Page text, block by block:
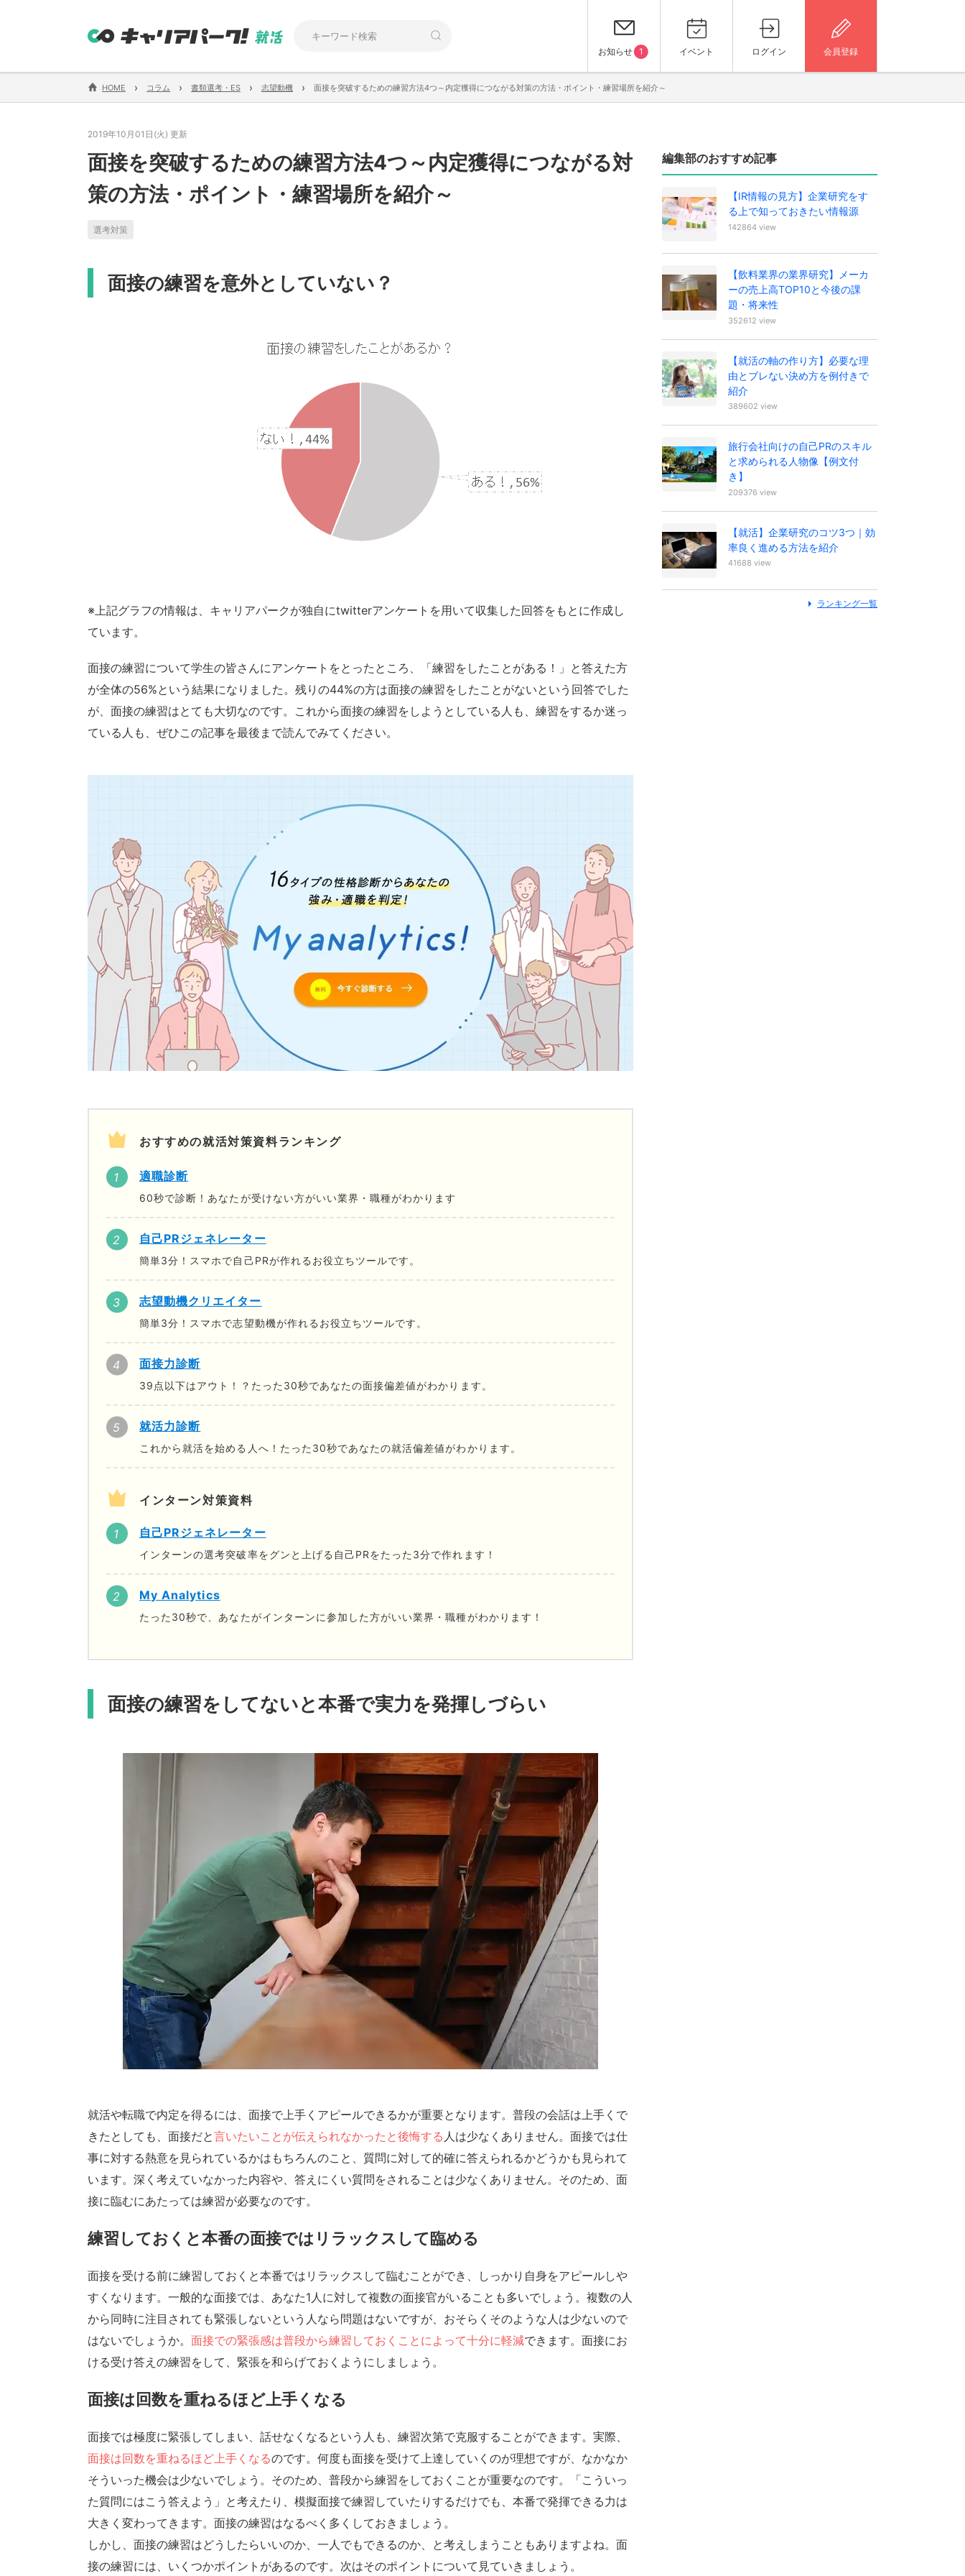
お知らせ 1 イベント ログイン 会員登録
HOME › コラム › 書類選考・ES › 志望動機 › 面接を突破するための練習方法4つ～内定獲得につながる対策の方法・ポイント・練習場所を紹介～
2019年10月01日(火) 更新
面接を突破するための練習方法4つ～内定獲得につながる対
策の方法・ポイント・練習場所を紹介～
選考対策
面接の練習を意外としていない？
※上記グラフの情報は、キャリアパークが独自にtwitterアンケートを用いて収集した回答をもとに作成し
ています。
面接の練習について学生の皆さんにアンケートをとったところ、「練習をしたことがある！」と答えた方
が全体の56%という結果になりました。残りの44%の方は面接の練習をしたことがないという回答でした
が、面接の練習はとても大切なのです。これから面接の練習をしようとしている人も、練習をするか迷っ
ている人も、ぜひこの記事を最後まで読んでみてください。
おすすめの就活対策資料ランキング
適職診断
60秒で診断！あなたが受けない方がいい業界・職種がわかります
自己PRジェネレーター
簡単3分！スマホで自己PRが作れるお役立ちツールです。
志望動機クリエイター
簡単3分！スマホで志望動機が作れるお役立ちツールです。
面接力診断
39点以下はアウト！？たった30秒であなたの面接偏差値がわかります。
就活力診断
これから就活を始める人へ！たった30秒であなたの就活偏差値がわかります。
インターン対策資料
自己PRジェネレーター
インターンの選考突破率をグンと上げる自己PRをたった3分で作れます！
My Analytics
たった30秒で、あなたがインターンに参加した方がいい業界・職種がわかります！
面接の練習をしてないと本番で実力を発揮しづらい
就活や転職で内定を得るには、面接で上手くアピールできるかが重要となります。普段の会話は上手くで
きたとしても、面接だと言いたいことが伝えられなかったと後悔する 人は少なくありません。面接では仕
事に対する熱意を見られているかはもちろんのこと、質問に対して的確に答えられるかどうかも見られて
います。深く考えていなかった内容や、答えにくい質問をされることは少なくありません。そのため、面
接に臨むにあたっては練習が必要なのです。
練習しておくと本番の面接ではリラックスして臨める
面接を受ける前に練習しておくと本番ではリラックスして臨むことができ、しっかり自身をアピールしや
すくなります。一般的な面接では、あなた1人に対して複数の面接官がいることも多いでしょう。複数の人
から同時に注目されても緊張しないという人なら問題はないですが、おそらくそのような人は少ないので
はないでしょうか。 面接での緊張感は普段から練習しておくことによって十分に軽減できます。面接にお
ける受け答えの練習をして、緊張を和らげておくようにしましょう。
面接は回数を重ねるほど上手くなる
面接では極度に緊張してしまい、話せなくなるという人も、練習次第で克服することができます。実際、
面接は回数を重ねるほど上手くなるのです。何度も面接を受けて上達していくのが理想ですが、なかなか
そういった機会は少ないでしょう。そのため、普段から練習をしておくことが重要なのです。「こういっ
た質問にはこう答えよう」と考えたり、模擬面接で練習していたりするだけでも、本番で発揮できる力は
大きく変わってきます。面接の練習はなるべく多くしておきましょう。
しかし、面接の練習はどうしたらいいのか、一人でもできるのか、と考えしまうこともありますよね。面
接の練習には、いくつかポイントがあるのです。次はそのポイントについて見ていきましょう。
編集部のおすすめ記事
【IR情報の見方】企業研究をす
る上で知っておきたい情報源
142864 view
【飲料業界の業界研究】メーカ
ーの売上高TOP10と今後の課
題・将来性
352612 view
【就活の軸の作り方】必要な理
由とブレない決め方を例付きで
紹介
389602 view
旅行会社向けの自己PRのスキル
と求められる人物像【例文付
き】
209376 view
【就活】企業研究のコツ3つ｜効
率良く進める方法を紹介
41688 view
ランキング一覧